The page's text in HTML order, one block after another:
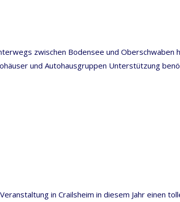
zwischen Bodensee und Oberschwaben
und Autohausgruppen Unterstützung
in Crailsheim in diesem Jahr einen